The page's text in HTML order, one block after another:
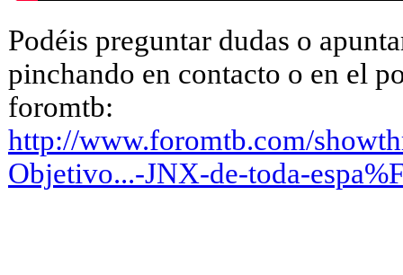
Podéis preguntar dudas o
pinchando en contacto o en el
foromtb:
http://www.foromtb.com/
Objetivo...-JNX-de-toda-